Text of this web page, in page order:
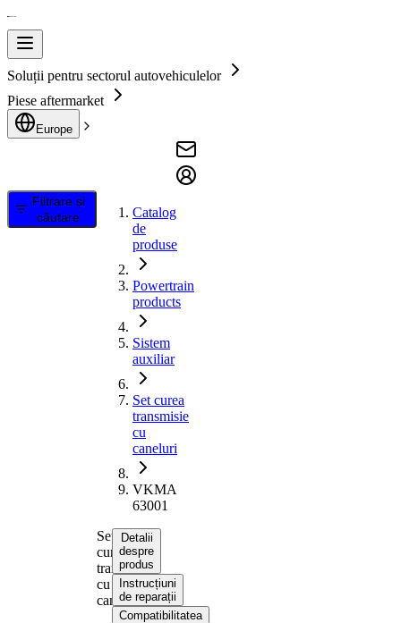
Soluții pentru sectorul autovehiculelor
Piese aftermarket
Europe
Filtrare și
căutare
Catalog
de
produse
Powertrain
products
Sistem
auxiliar
Set curea
transmisie
cu
caneluri
VKMA
63001
Set
curea
transmisie
cu
caneluri
Detalii
despre
produs
Instrucțiuni
de reparații
Compatibilitatea